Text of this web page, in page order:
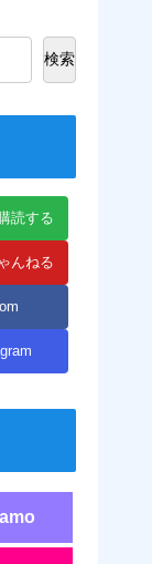
検索
読する
んねる